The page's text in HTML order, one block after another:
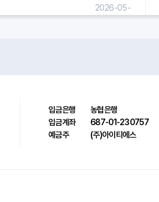
2026-05-
입금은행
농협은행
입금계좌
687-01-230757
예금주
(주)아이티에스